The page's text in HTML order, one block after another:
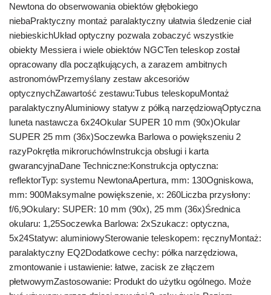
Newtona do obserwowania obiektów głębokiego
niebaPraktyczny montaż paralaktyczny ułatwia śledzenie ciał
niebieskichUkład optyczny pozwala zobaczyć wszystkie
obiekty Messiera i wiele obiektów NGCTen teleskop został
opracowany dla początkujących, a zarazem ambitnych
astronomówPrzemyślany zestaw akcesoriów
optycznychZawartość zestawu:Tubus teleskopuMontaż
paralaktycznyAluminiowy statyw z półką narzędziowąOptyczna
luneta nastawcza 6x24Okular SUPER 10 mm (90x)Okular
SUPER 25 mm (36x)Soczewka Barlowa o powiększeniu 2
razyPokrętła mikroruchówInstrukcja obsługi i karta
gwarancyjnaDane Techniczne:Konstrukcja optyczna:
reflektorTyp: systemu NewtonaApertura, mm: 130Ogniskowa,
mm: 900Maksymalne powiększenie, x: 260Liczba przysłony:
f/6,9Okulary: SUPER: 10 mm (90x), 25 mm (36x)Średnica
okularu: 1,25Soczewka Barlowa: 2xSzukacz: optyczna,
5x24Statyw: aluminiowySterowanie teleskopem: ręcznyMontaż:
paralaktyczny EQ2Dodatkowe cechy: półka narzędziowa,
zmontowanie i ustawienie: łatwe, zacisk ze złączem
płetwowymZastosowanie: Produkt do użytku ogólnego. Może